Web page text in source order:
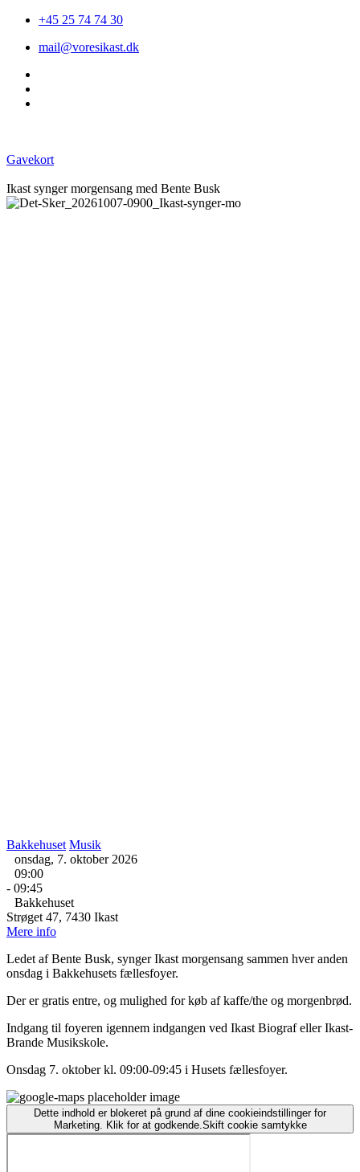
+45 25 74 74 30
mail@voresikast.dk
Gavekort
Ikast synger morgensang med Bente Busk
Bakkehuset Musik
onsdag, 7. oktober 2026
09:00
- 09:45
Bakkehuset
Strøget 47, 7430 Ikast
Mere info
Ledet af Bente Busk, synger Ikast morgensang sammen hver anden
onsdag i Bakkehusets fællesfoyer.
Der er gratis entre, og mulighed for køb af kaffe/the og morgenbrød.
Indgang til foyeren igennem indgangen ved Ikast Biograf eller Ikast-
Brande Musikskole.
Onsdag 7. oktober kl. 09:00-09:45 i Husets fællesfoyer.
Dette indhold er blokeret på grund af dine cookieindstillinger for
Marketing. Klik for at godkende.Skift cookie samtykke